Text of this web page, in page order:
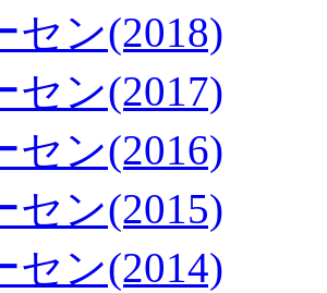
セン(2018)
セン(2017)
セン(2016)
セン(2015)
セン(2014)